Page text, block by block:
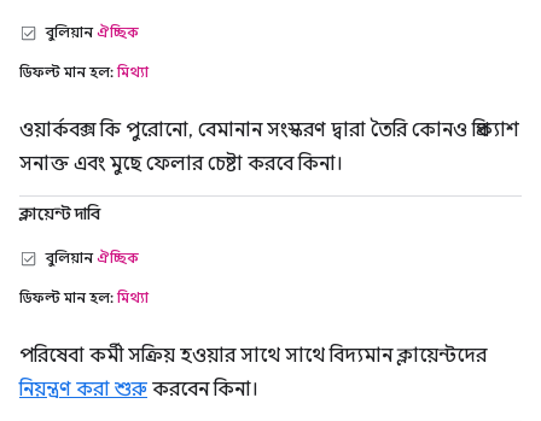
বুলিয়ানঐচ্ছিক
ডিফল্ট মান হল:মিথ্যা
ওয়ার্কবক্স কি পুরোনো, বেমানান সংস্করণ দ্বারা তৈরি কোনও প্রিক্যাশ
সনাক্ত এবং মুছে ফেলার চেষ্টা করবে কিনা।
ক্লায়েন্ট দাবি
বুলিয়ানঐচ্ছিক
ডিফল্ট মান হল:মিথ্যা
পরিষেবা কর্মী সক্রিয় হওয়ার সাথে সাথে বিদ্যমান ক্লায়েন্টদের
নিয়ন্ত্রণ করা শুরু করবেন কিনা।